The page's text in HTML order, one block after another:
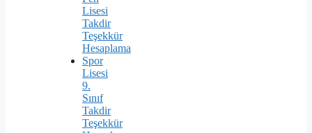
Lisesi
Takdir
Teşekkür
Hesaplama
Spor
Lisesi
9.
Sınıf
Takdir
Teşekkür